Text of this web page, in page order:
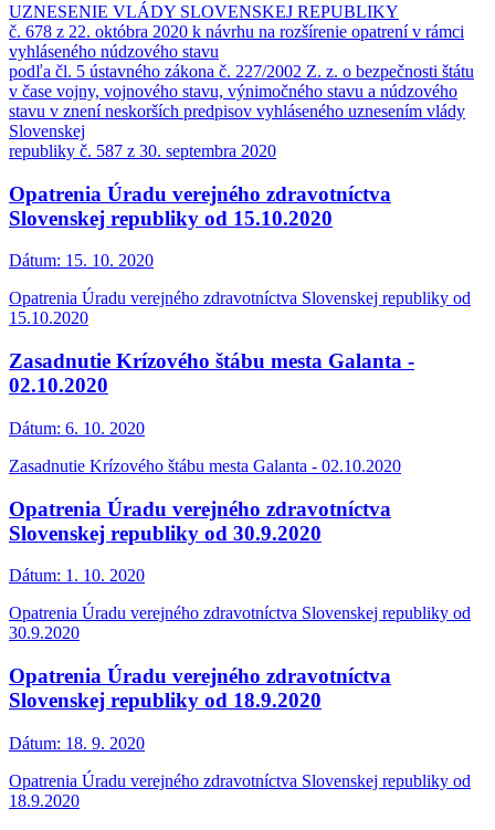
UZNESENIE VLÁDY SLOVENSKEJ REPUBLIKY
č. 678 z 22. októbra 2020 k návrhu na rozšírenie opatrení v rámci
vyhláseného núdzového stavu
podľa čl. 5 ústavného zákona č. 227/2002 Z. z. o bezpečnosti štátu
v čase vojny, vojnového stavu, výnimočného stavu a núdzového
stavu v znení neskorších predpisov vyhláseného uznesením vlády
Slovenskej
republiky č. 587 z 30. septembra 2020
Opatrenia Úradu verejného zdravotníctva
Slovenskej republiky od 15.10.2020
Dátum: 15. 10. 2020
Opatrenia Úradu verejného zdravotníctva Slovenskej republiky od
15.10.2020
Zasadnutie Krízového štábu mesta Galanta -
02.10.2020
Dátum: 6. 10. 2020
Zasadnutie Krízového štábu mesta Galanta - 02.10.2020
Opatrenia Úradu verejného zdravotníctva
Slovenskej republiky od 30.9.2020
Dátum: 1. 10. 2020
Opatrenia Úradu verejného zdravotníctva Slovenskej republiky od
30.9.2020
Opatrenia Úradu verejného zdravotníctva
Slovenskej republiky od 18.9.2020
Dátum: 18. 9. 2020
Opatrenia Úradu verejného zdravotníctva Slovenskej republiky od
18.9.2020